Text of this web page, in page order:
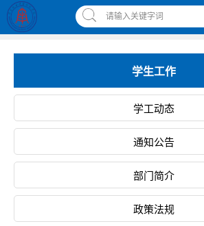
南昌应用技术师范学院，助你圆梦!
| 网上缴费平台
请输入关键字词
学生工作
学工动态
通知公告
部门简介
政策法规